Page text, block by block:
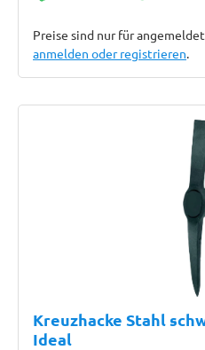
Preise sind nur für
anmelden oder registrieren.
Kreuzhacke Stahl
Ideal